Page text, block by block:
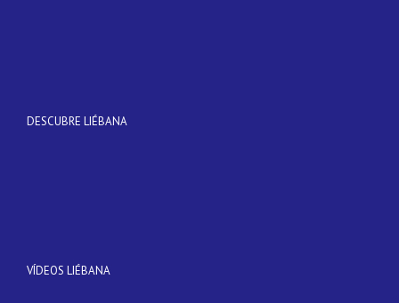
DESCUBRE LIÉBANA
VÍDEOS LIÉBANA